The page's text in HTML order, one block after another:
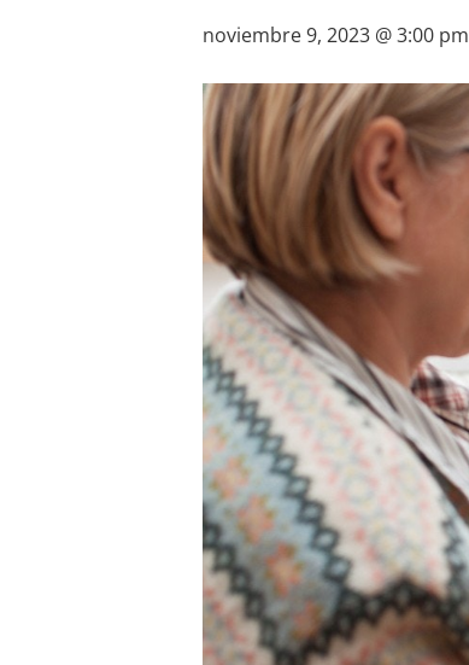
noviembre 9, 2023 @ 3:00 pm